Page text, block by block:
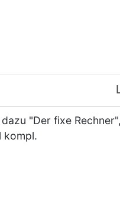
"Der fixe
kompl.